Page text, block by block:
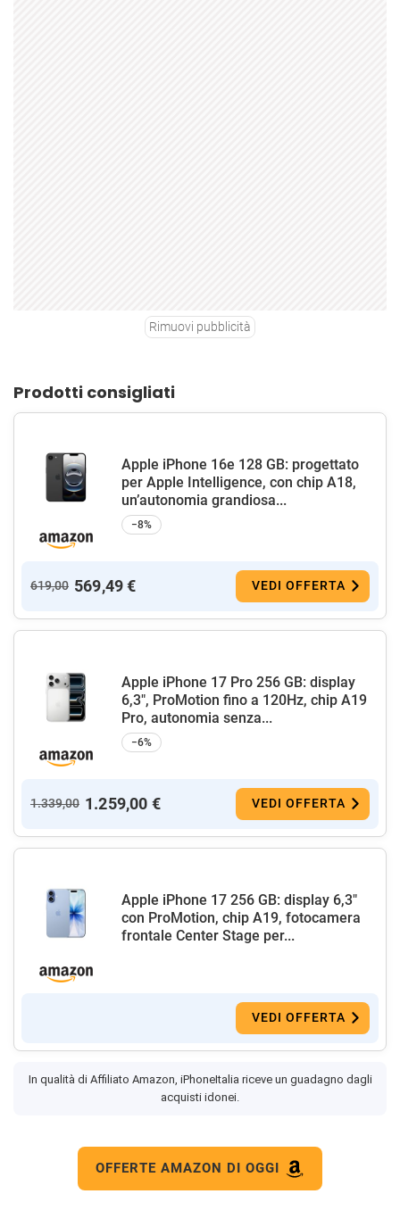
Rimuovi pubblicità
Prodotti consigliati
Apple iPhone 16e 128 GB: progettato
per Apple Intelligence, con chip A18,
un’autonomia grandiosa...
−8%
619,00 569,49 € VEDI OFFERTA
Apple iPhone 17 Pro 256 GB: display
6,3", ProMotion fino a 120Hz, chip A19
Pro, autonomia senza...
−6%
1.339,00 1.259,00 € VEDI OFFERTA
Apple iPhone 17 256 GB: display 6,3"
con ProMotion, chip A19, fotocamera
frontale Center Stage per...
VEDI OFFERTA
In qualità di Affiliato Amazon, iPhoneItalia riceve un guadagno dagli
acquisti idonei.
OFFERTE AMAZON DI OGGI